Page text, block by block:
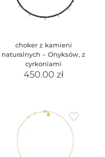
choker z kamieni
naturalnych – Onyksów, z
cyrkoniami
450.00 zł